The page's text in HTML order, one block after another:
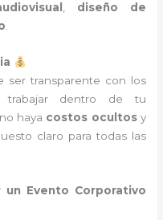
, diseño de
.
ser transparente con los
dentro de tu
haya costos ocultosy
claro para todas las
un Evento Corporativo